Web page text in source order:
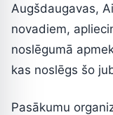
Augšdaugavas,
novadiem,
noslēgumā
kas noslēgs šo
Pasākumu